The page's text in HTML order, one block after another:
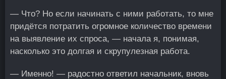
— Что? Но если начинать с ними работать, то мне
придётся потратить огромное количество времени
на выявление их спроса, — начала я, понимая,
насколько это долгая и скрупулезная работа.
— Именно! — радостно ответил начальник, вновь